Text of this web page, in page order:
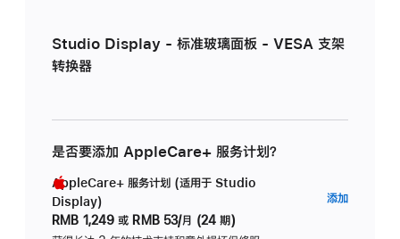
Studio Display - 标准玻璃面板 - VESA 支架
转换器
是否要添加 AppleCare+ 服务计划？
AppleCare+ 服务计划 (适用于 Studio
Display)
RMB 1,249 或 RMB 53/月 (24 期)
添加